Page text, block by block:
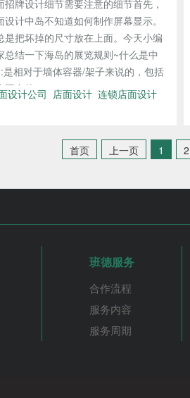
招牌设计细节需要注意的细节首先，
设计中岛不知道如何制作屏幕显示。
是把坏掉的尺寸放在上面。今天小编
总结一下海岛的展览规则~什么是中
是相对于墙体容器/架子来说的，包括
台的一...
设计公司 店面设计 连锁店面设计
首页 上一页 1 2
班德服务
合作流程
服务内容
服务周期